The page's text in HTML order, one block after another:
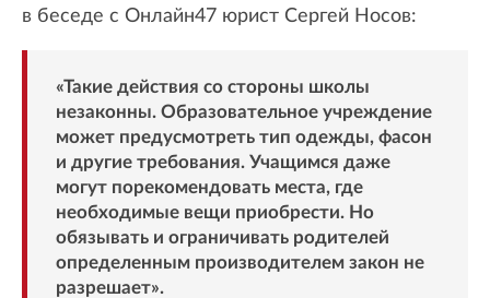
в беседе с Онлайн47 юрист Сергей Носов:
«Такие действия со стороны школы
незаконны. Образовательное учреждение
может предусмотреть тип одежды, фасон
и другие требования. Учащимся даже
могут порекомендовать места, где
необходимые вещи приобрести. Но
обязывать и ограничивать родителей
определенным производителем закон не
разрешает».